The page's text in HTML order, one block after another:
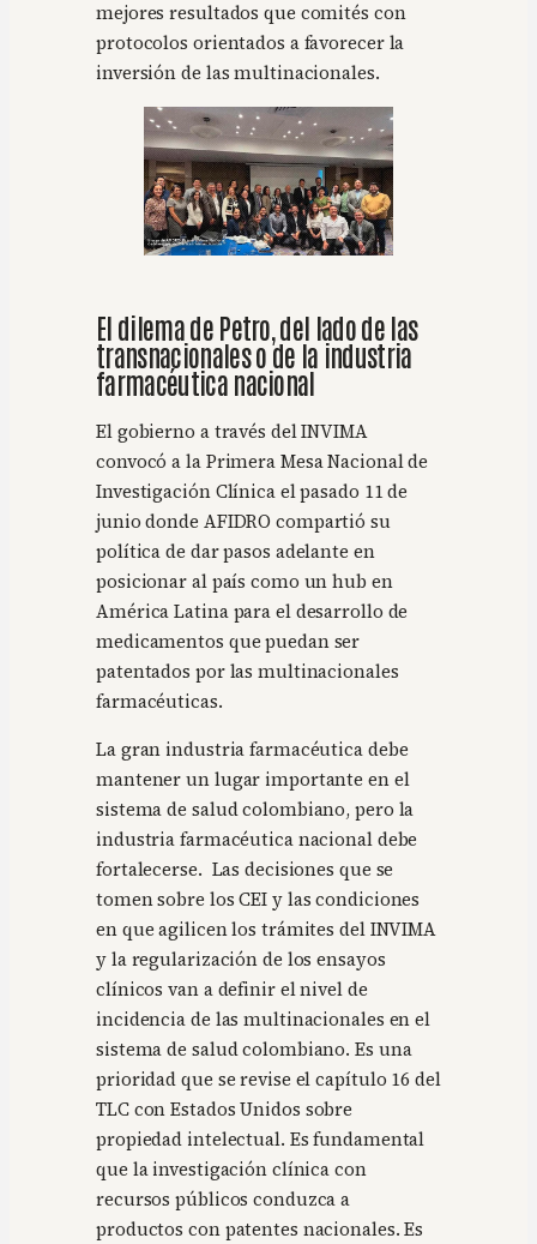
mejores resultados que comités con
protocolos orientados a favorecer la
inversión de las multinacionales.
El dilema de Petro, del lado de las
transnacionales o de la industria
farmacéutica nacional
El gobierno a través del INVIMA
convocó a la Primera Mesa Nacional de
Investigación Clínica el pasado 11 de
junio donde AFIDRO compartió su
política de dar pasos adelante en
posicionar al país como un hub en
América Latina para el desarrollo de
medicamentos que puedan ser
patentados por las multinacionales
farmacéuticas.
La gran industria farmacéutica debe
mantener un lugar importante en el
sistema de salud colombiano, pero la
industria farmacéutica nacional debe
fortalecerse. Las decisiones que se
tomen sobre los CEI y las condiciones
en que agilicen los trámites del INVIMA
y la regularización de los ensayos
clínicos van a definir el nivel de
incidencia de las multinacionales en el
sistema de salud colombiano. Es una
prioridad que se revise el capítulo 16 del
TLC con Estados Unidos sobre
propiedad intelectual. Es fundamental
que la investigación clínica con
recursos públicos conduzca a
productos con patentes nacionales. Es